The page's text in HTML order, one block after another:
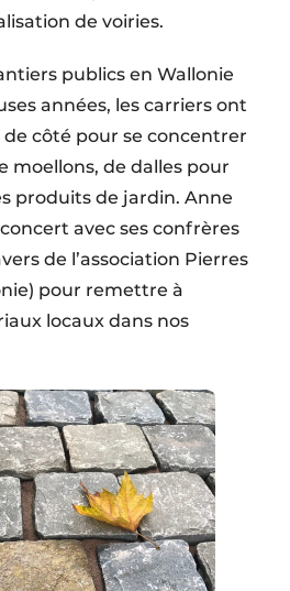
de voiries.
publics en Wallonie
années, les carriers ont
de côté pour se concentrer
moellons, de dalles pour
produits de jardin. Anne
avec ses confrères
de l’association Pierres
pour remettre à
locaux dans nos